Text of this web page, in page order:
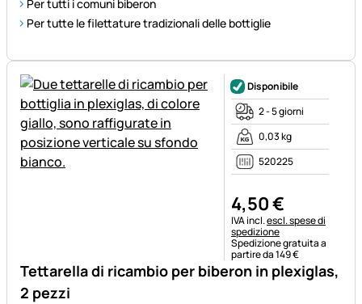
Per tutti i comuni biberon
Per tutte le filettature tradizionali delle bottiglie
Tettarella di ricambio per biberon in plexiglas,
2 pezzi
Disponibile
2 - 5 giorni
0,03 kg
520225
4,50€
Informazioni fiscali:
IVA incl.escl. spese di
spedizione
Spedizione gratuita a
partire da 149 €